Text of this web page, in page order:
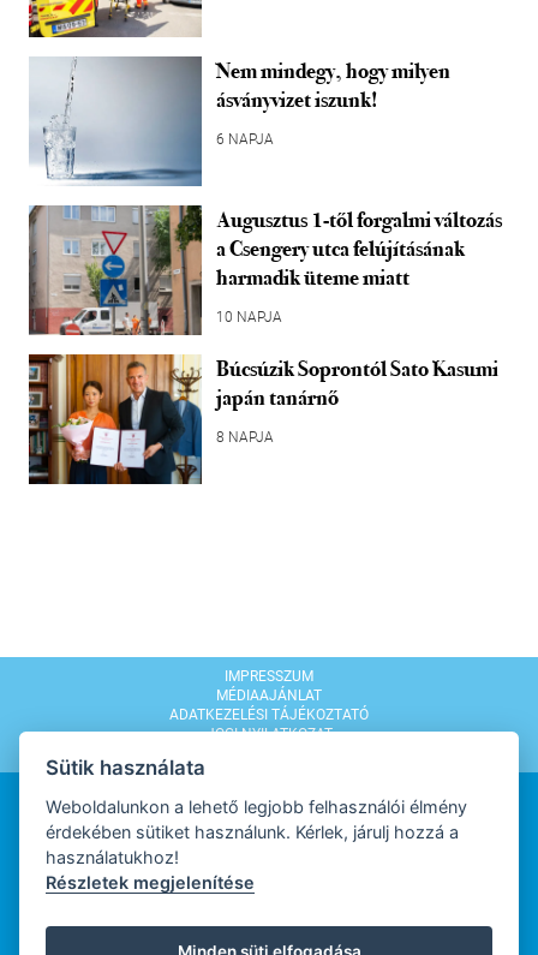
Nem mindegy, hogy milyen
ásványvizet iszunk!
6 NAPJA
Augusztus 1-től forgalmi változás
a Csengery utca felújításának
harmadik üteme miatt
10 NAPJA
Búcsúzik Soprontól Sato Kasumi
japán tanárnő
8 NAPJA
IMPRESSZUM
MÉDIAAJÁNLAT
ADATKEZELÉSI TÁJÉKOZTATÓ
JOGI NYILATKOZAT
WEBDESIGN
Sütik használata
Weboldalunkon a lehető legjobb felhasználói élmény
érdekében sütiket használunk. Kérlek, járulj hozzá a
használatukhoz!
Részletek megjelenítése